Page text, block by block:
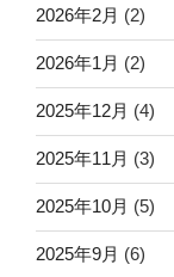
2026年2月 (2)
2026年1月 (2)
2025年12月 (4)
2025年11月 (3)
2025年10月 (5)
2025年9月 (6)